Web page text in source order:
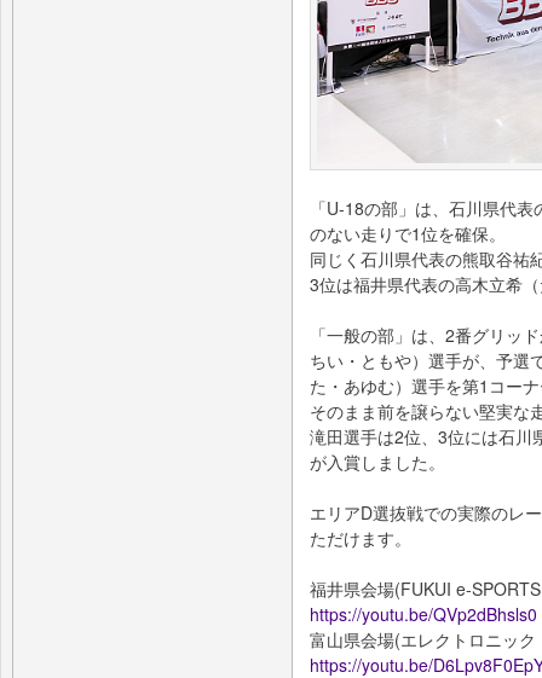
「U-18の部」は、石川県代
のない走りで1位を確保。
同じく石川県代表の熊取谷祐
3位は福井県代表の高木立希
「一般の部」は、2番グリッ
ちい・ともや）選手が、予選
た・あゆむ）選手を第1コー
そのまま前を譲らない堅実な
滝田選手は2位、3位には石川
が入賞しました。
エリアD選抜戦での実際のレ
ただけます。
福井県会場(FUKUI e-
https://youtu.be/QVp2dBhsls0
富山県会場(エレクトロニッ
https://youtu.be/